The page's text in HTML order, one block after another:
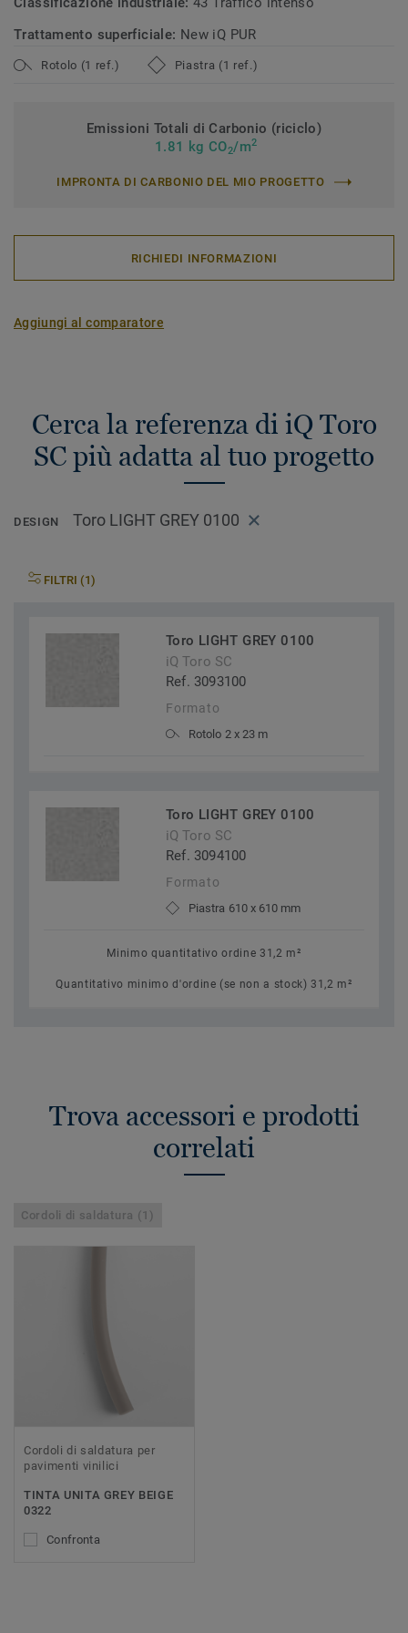
Trattamento superficiale: New iQ PUR
Rotolo (1 ref.) Piastra (1 ref.)
Emissioni Totali di Carbonio (riciclo)
1.81 kg CO2/m2
IMPRONTA DI CARBONIO DEL MIO PROGETTO
RICHIEDI INFORMAZIONI
Aggiungi al comparatore
Cerca la referenza di iQ Toro
SC più adatta al tuo progetto
DESIGN Toro LIGHT GREY 0100
FILTRI (1)
Toro LIGHT GREY 0100
iQ Toro SC
Ref. 3093100
Formato
Rotolo 2 x 23 m
Toro LIGHT GREY 0100
iQ Toro SC
Ref. 3094100
Formato
Piastra 610 x 610 mm
Minimo quantitativo ordine 31,2 m²
Quantitativo minimo d'ordine (se non a stock) 31,2 m²
Trova accessori e prodotti
correlati
Cordoli di saldatura (1)
Cordoli di saldatura per
pavimenti vinilici
TINTA UNITA GREY BEIGE
0322
Confronta